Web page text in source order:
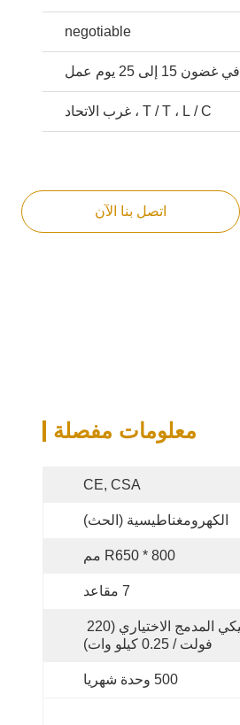
negotiable
في غضون 15 إلى 25 يوم عمل
T / T ، L / C ، غرب الاتحاد
اتصل بنا الآن
معلومات مفصلة
CE, CSA
الكهرومغناطيسية (الحث)
R650 * 800 مم
7 مقاعد
فولت / 0.25 كيلو وات)
500 وحدة شهريا